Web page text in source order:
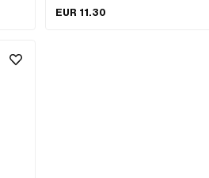
EUR 11.30